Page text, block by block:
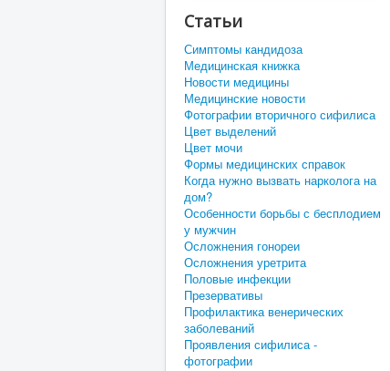
Статьи
Симптомы кандидоза
Медицинская книжка
Новости медицины
Медицинские новости
Фотографии вторичного сифилиса
Цвет выделений
Цвет мочи
Формы медицинских справок
Когда нужно вызвать нарколога на
дом?
Особенности борьбы с бесплодием
у мужчин
Осложнения гонореи
Осложнения уретрита
Половые инфекции
Презервативы
Профилактика венерических
заболеваний
Проявления сифилиса -
фотографии